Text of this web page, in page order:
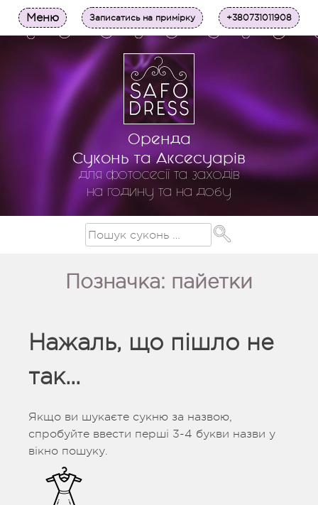
Оренда
Суконь та Аксесуарів
для фотосесії та заходів
на годину та на добу
Меню Записатись на примірку +380731011908
Позначка: пайетки
Нажаль, що пішло не
так...
Якщо ви шукаєте сукню за назвою,
спробуйте ввести перші 3-4 букви назви у
вікно пошуку.